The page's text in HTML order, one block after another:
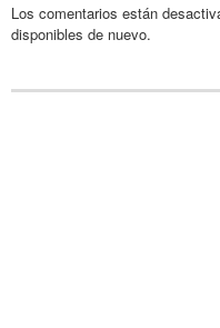
Los comentarios están
disponibles de nuevo.